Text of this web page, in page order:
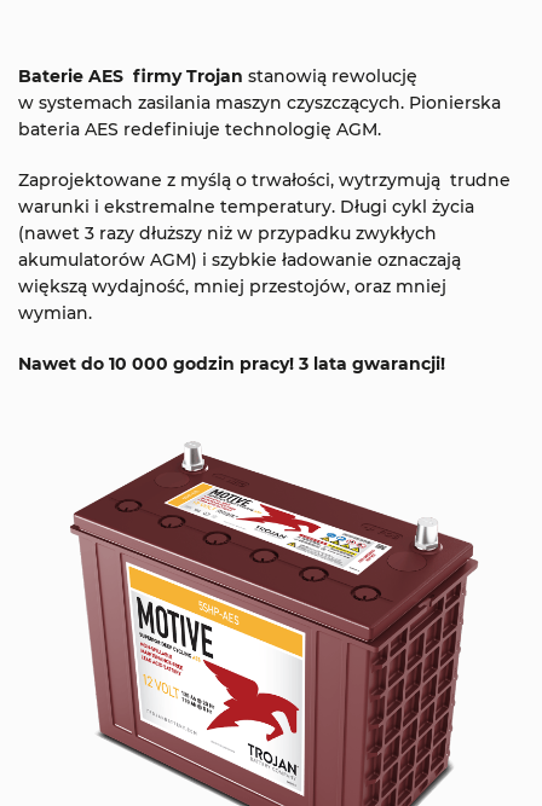
Baterie AES firmy Trojan stanowią rewolucję
w systemach zasilania maszyn czyszczących. Pionierska
bateria AES redefiniuje technologię AGM.
Zaprojektowane z myślą o trwałości, wytrzymują trudne
warunki i ekstremalne temperatury. Długi cykl życia
(nawet 3 razy dłuższy niż w przypadku zwykłych
akumulatorów AGM) i szybkie ładowanie oznaczają
większą wydajność, mniej przestojów, oraz mniej
wymian.
Nawet do 10 000 godzin pracy! 3 lata gwarancji!